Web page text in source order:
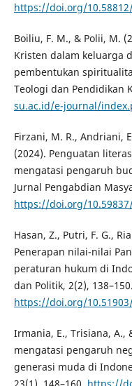
https://doi.org/
Boiliu, F. M., & Polii, M.
Kristen dalam keluarga
pembentukan
Teologi dan Pendidikan
su.ac.id/e-journal/
Firzani, M. R., Andriani,
(2024). Penguatan
mengatasi pengaruh
Jurnal Pengabdian
https://doi.org/
Hasan, Z., Putri, F. G.,
Penerapan nilai-nilai
peraturan hukum di
dan Politik, 2(2), 138–150.
https://doi.org/
Irmania, E., Trisiana, A.,
mengatasi pengaruh
generasi muda di